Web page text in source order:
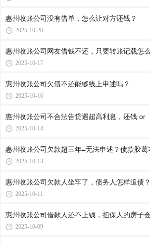
惠州收账公司​没有借单，怎么让对方还钱？
2025-10-20
惠州收账公司​网友借钱不还，只要转账记载怎
2025-10-17
惠州收账公司​欠债不还能够线上申述吗？
2025-10-16
惠州收账公司​不合法告贷遇超高利息，还钱 or
2025-10-14
惠州收账公司​欠款超三年=无法申述？债款胶葛
2025-10-13
惠州收账公司​欠款人坐牢了，债务人怎样追债
2025-10-11
惠州收账公司​借款人还不上钱，担保人的房子
2025-10-09